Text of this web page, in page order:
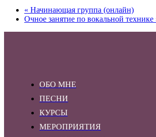
« Начинающая группа (онлайн)
Очное занятие по вокальной технике
ОБО МНЕ
ПЕСНИ
КУРСЫ
МЕРОПРИЯТИЯ